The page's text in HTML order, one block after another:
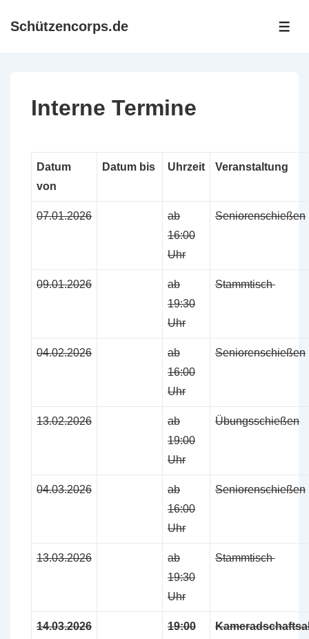
ZumSchützencorps.de
Interne Termine
Datum
von
Datum bis Uhrzeit Veranstaltung
07.01.2026
ab
16:00
Uhr
Seniorenschießen
09.01.2026
ab
19:30
Uhr
Stammtisch
04.02.2026
ab
16:00
Uhr
Seniorenschießen
13.02.2026
ab
19:00
Uhr
Übungsschießen
04.03.2026
ab
16:00
Uhr
Seniorenschießen
13.03.2026
ab
19:30
Uhr
Stammtisch
14.03.2026
19:00